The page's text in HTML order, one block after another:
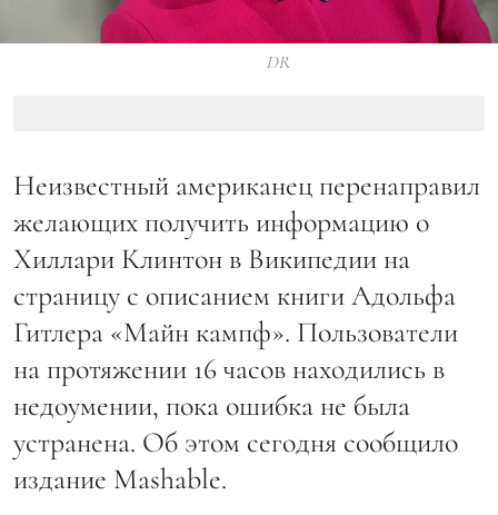
DR
Неизвестный американец перенаправил
желающих получить информацию о
Хиллари Клинтон в Википедии на
страницу с описанием книги Адольфа
Гитлера «Майн кампф». Пользователи
на протяжении 16 часов находились в
недоумении, пока ошибка не была
устранена. Об этом сегодня сообщило
издание Mashable.